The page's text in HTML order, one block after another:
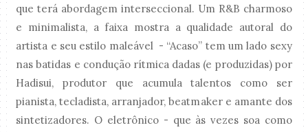
que terá abordagem interseccional. Um R&B charmoso
e minimalista, a faixa mostra a qualidade autoral do
artista e seu estilo maleável - “Acaso” tem um lado sexy
nas batidas e condução rítmica dadas (e produzidas) por
Hadisui, produtor que acumula talentos como ser
pianista, tecladista, arranjador, beatmaker e amante dos
sintetizadores. O eletrônico - que às vezes soa como